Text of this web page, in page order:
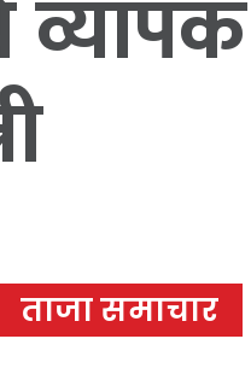
व्यापक
ताजा समाचार